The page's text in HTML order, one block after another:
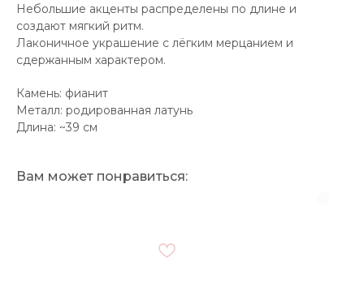
Небольшие акценты распределены по длине и
создают мягкий ритм.
Лаконичное украшение с лёгким мерцанием и
сдержанным характером.
Камень: фианит
Металл: родированная латунь
Длина: ~39 см
Вам может понравиться: